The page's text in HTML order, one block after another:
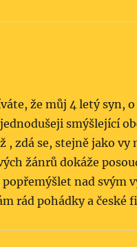
že můj 4 letý syn,
smýšlející
, zdá se, stejně jako
žánrů dokáže
nad svým
rád pohádky a české